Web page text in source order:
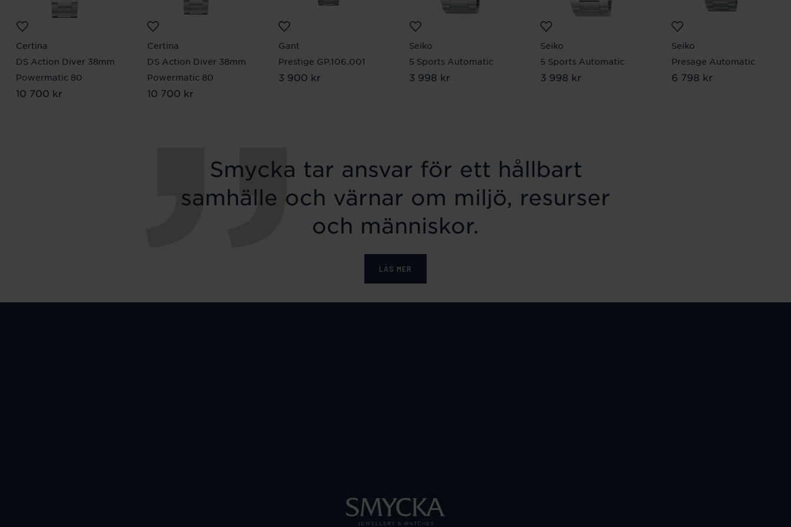
Certina
DS Action Diver 38mm
Powermatic 80
Pris:10 700 kr
10 700 kr
Certina
DS Action Diver 38mm
Powermatic 80
Pris:10 700 kr
10 700 kr
Gant
Prestige GP.106.001
Pris:3 900 kr
3 900 kr
Seiko
5 Sports Automatic
Pris:3 998 kr
3 998 kr
Seiko
5 Sports Automatic
Pris:3 998 kr
3 998 kr
Seiko
Presage Automatic
Pris:6 798 kr
6 798 kr
Smycka tar ansvar för ett hållbart
samhälle och värnar om miljö, resurser
och människor.
LÄS MER